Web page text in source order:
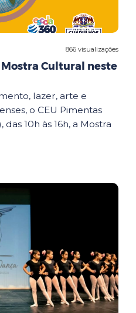
866 visualizações
Cultural neste
lazer, arte e
o CEU Pimentas
10h às 16h, a Mostra